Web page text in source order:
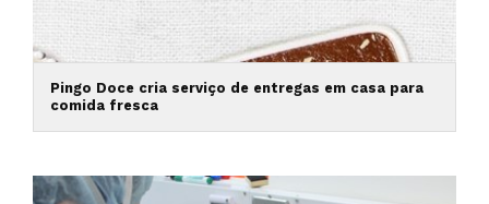
Pingo Doce cria serviço de entregas em casa para
comida fresca